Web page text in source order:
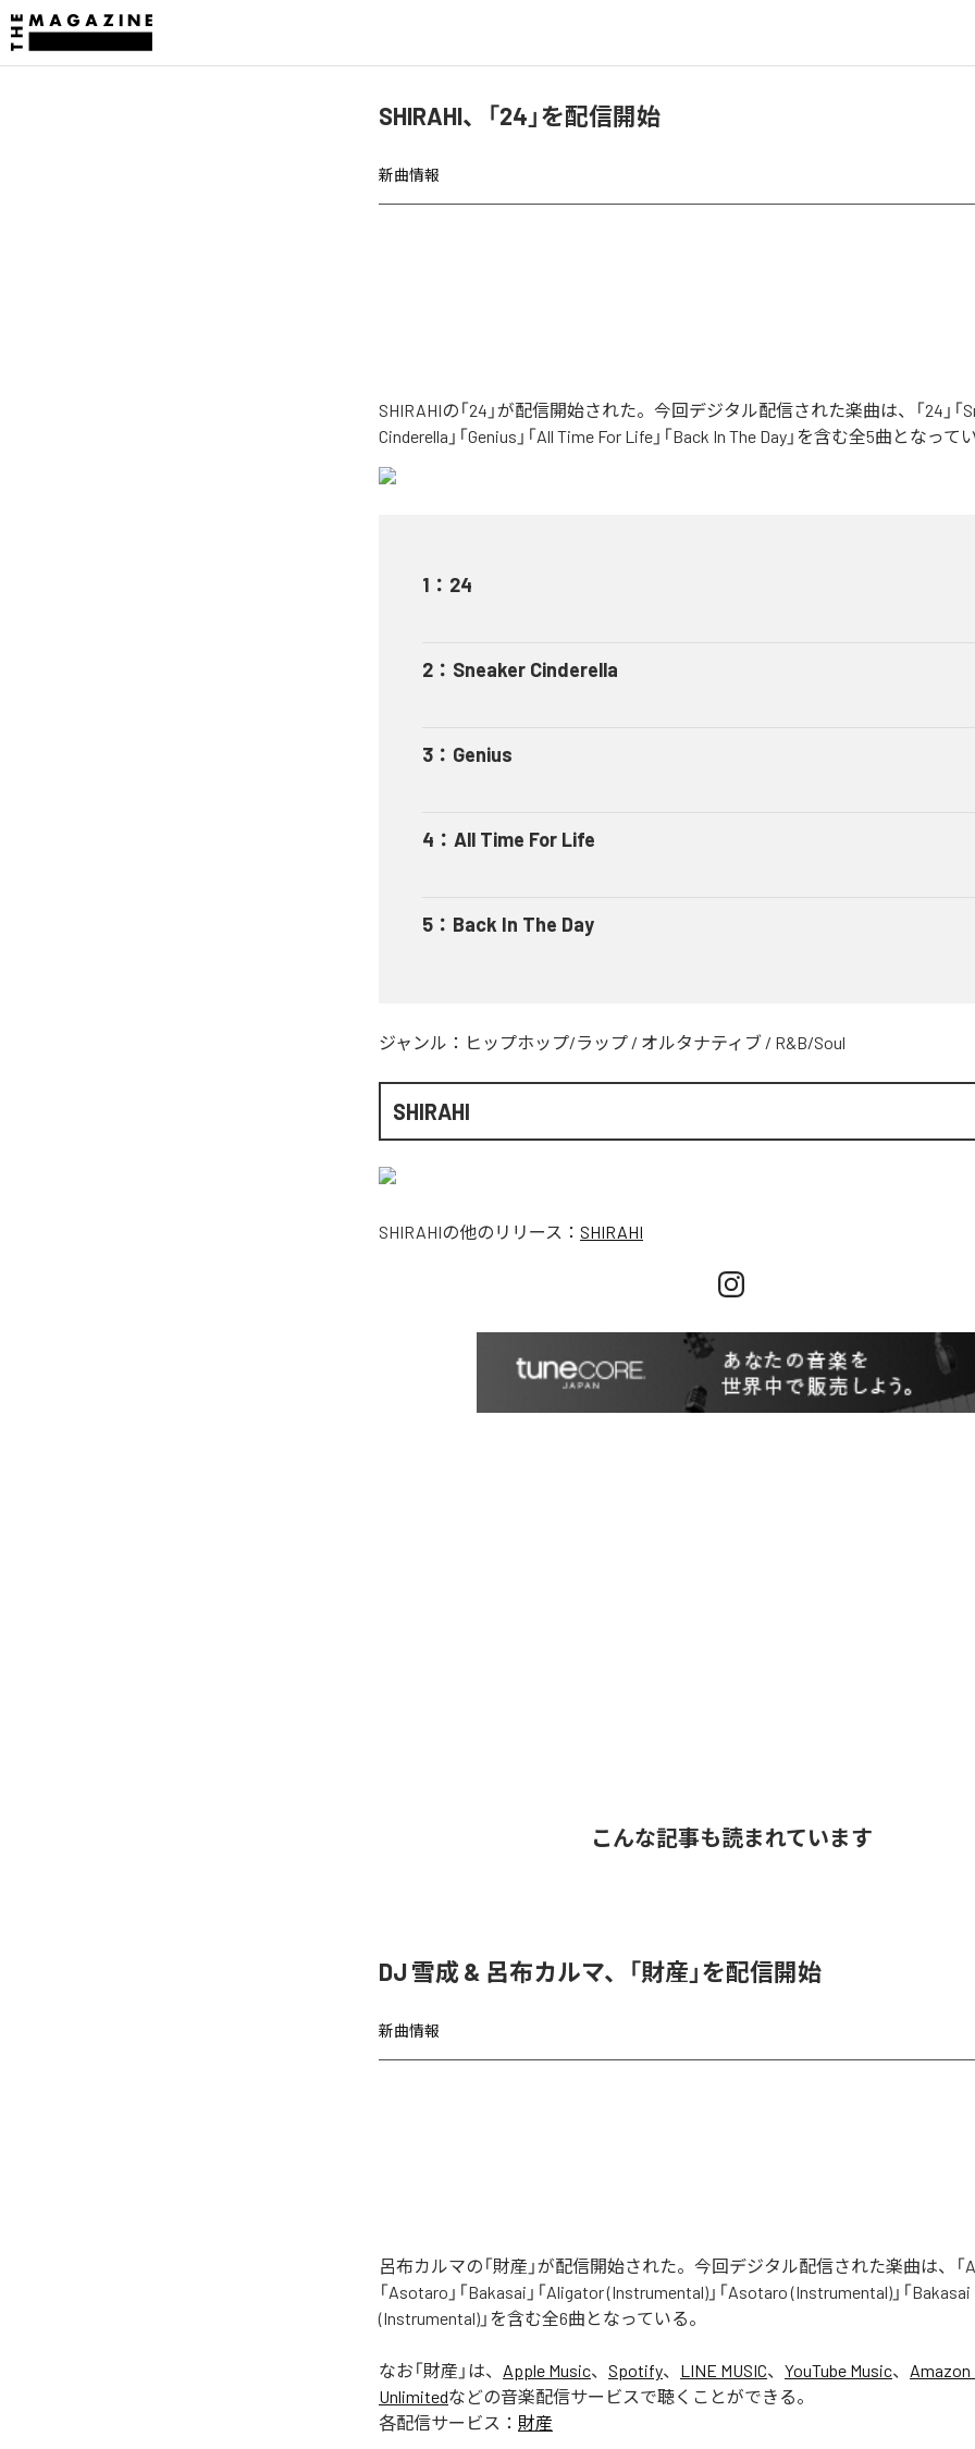
SHIRAHI、「24」を配信開始
新曲情報
SHIRAHIの「24」が配信開始された。今回デジタル配信された楽曲は、「24」「
Cinderella」「Genius」「All Time For Life」「Back In The Day」を含む全5曲となって
1 ： 24
2 ： Sneaker Cinderella
3 ： Genius
4 ： All Time For Life
5 ： Back In The Day
ジャンル： ヒップホップ/ラップ / オルタナティブ / R&B/Soul
SHIRAHI
SHIRAHIの他のリリース： SHIRAHI
こんな記事も読まれています
DJ 雪成 & 呂布カルマ、「財産」を配信開始
新曲情報
呂布カルマの「財産」が配信開始された。今回デジタル配信された楽曲は、「
「Asotaro」「Bakasai」「Aligator (Instrumental)」「Asotaro (Instrumental)」「Bakasai
(Instrumental)」を含む全6曲となっている。
なお「財産 」は、 Apple Music、 Spotify、 LINE MUSIC、 YouTube Music、 Amazon
Unlimitedなどの音楽配信サービスで聴くことができる。
各配信サービス： 財産